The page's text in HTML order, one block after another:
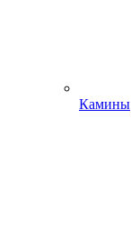
Камины